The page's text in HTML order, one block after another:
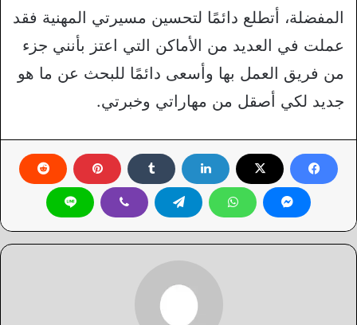
المفضلة، أتطلع دائمًا لتحسين مسيرتي المهنية فقد
عملت في العديد من الأماكن التي اعتز بأنني جزء
من فريق العمل بها وأسعى دائمًا للبحث عن ما هو
جديد لكي أصقل من مهاراتي وخبرتي.